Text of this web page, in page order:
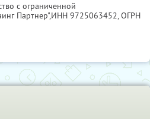
с ограниченной
Партнер",ИНН 9725063452, ОГРН